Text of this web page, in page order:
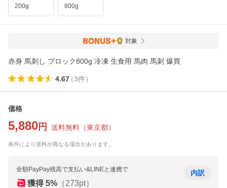
200g 800g
対象
赤身 馬刺し ブロック800g 冷凍 生食用 馬肉 馬刺 爆買
4.67（3件）
価格
5,880 円 送料無料 （東京都）
条件により送料が異なる場合があります。
全額PayPay残高で支払い&LINEと連携で
獲得 5% （273pt）
内訳